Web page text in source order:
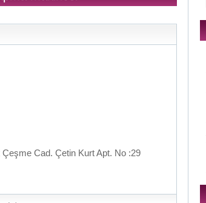
Cad. Çetin Kurt Apt. No :29